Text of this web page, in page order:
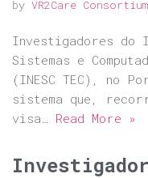
by VR2Care Consortium
Investigadores do
Sistemas e
(INESC TEC), no
sistema que,
visa… Read More »